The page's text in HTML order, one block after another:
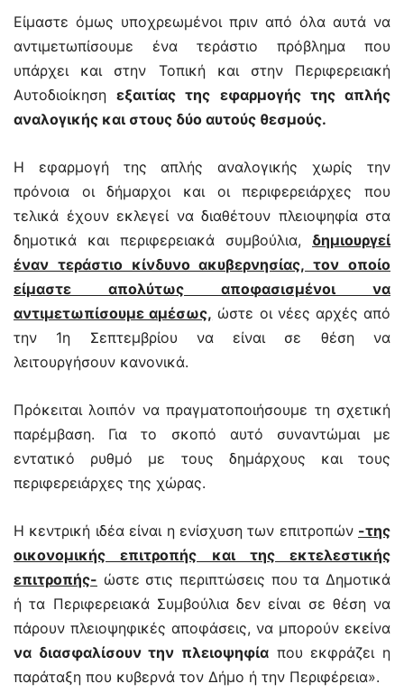
Είμαστε όμως υποχρεωμένοι πριν από όλα αυτά να
αντιμετωπίσουμε ένα τεράστιο πρόβλημα που
υπάρχει και στην Τοπική και στην Περιφερειακή
Αυτοδιοίκησηεξαιτίας της εφαρμογής της απλής
αναλογικής και στους δύο αυτούς θεσμούς.
Η εφαρμογή της απλής αναλογικής χωρίς την
πρόνοια οι δήμαρχοι και οι περιφερειάρχες που
τελικά έχουν εκλεγεί να διαθέτουν πλειοψηφία στα
δημοτικά και περιφερειακά συμβούλια, δημιουργεί
έναν τεράστιο κίνδυνο ακυβερνησίας, τον οποίο
είμαστε απολύτως αποφασισμένοι να
αντιμετωπίσουμε αμέσως, ώστε οι νέες αρχές από
την 1η Σεπτεμβρίου να είναι σε θέση να
λειτουργήσουν κανονικά.
Πρόκειται λοιπόν να πραγματοποιήσουμε τη σχετική
παρέμβαση. Για το σκοπό αυτό συναντώμαι με
εντατικό ρυθμό με τους δημάρχους και τους
περιφερειάρχες της χώρας.
Η κεντρική ιδέα είναι η ενίσχυση των επιτροπών -της
οικονομικής επιτροπής και της εκτελεστικής
επιτροπής- ώστε στις περιπτώσεις που τα Δημοτικά
ή τα Περιφερειακά Συμβούλια δεν είναι σε θέση να
πάρουν πλειοψηφικές αποφάσεις, να μπορούν εκείνα
να διασφαλίσουν την πλειοψηφία που εκφράζει η
παράταξη που κυβερνά τον Δήμο ή την Περιφέρεια».